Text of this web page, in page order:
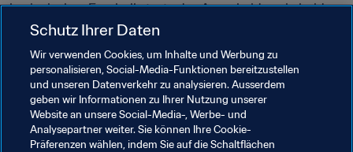
kenianischen Fussballs trotz des Ausscheidens in beiden
Qualifikationsturnieren sehr gut sind. "Wir haben gute
Spieler und ich beobachte deutliche Steigerungen. Ich
glaube dass wir einiges erreichen können."
Ein Blick in die Weltrangliste scheint Okumbis Ansicht
absolut zu bestätigen.
Schutz Ihrer Daten
Wir verwenden Cookies, um Inhalte und Werbung zu
personalisieren, Social-Media-Funktionen bereitzustellen
und unseren Datenverkehr zu analysieren. Ausserdem
geben wir Informationen zu Ihrer Nutzung unserer
Website an unsere Social-Media-, Werbe- und
Analysepartner weiter. Sie können Ihre Cookie-
Präferenzen wählen, indem Sie auf die Schaltflächen